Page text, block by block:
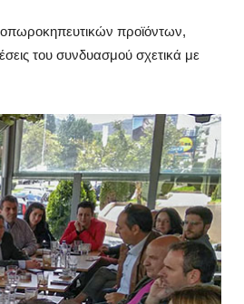
προϊόντων,
του συνδυασμού σχετικά με